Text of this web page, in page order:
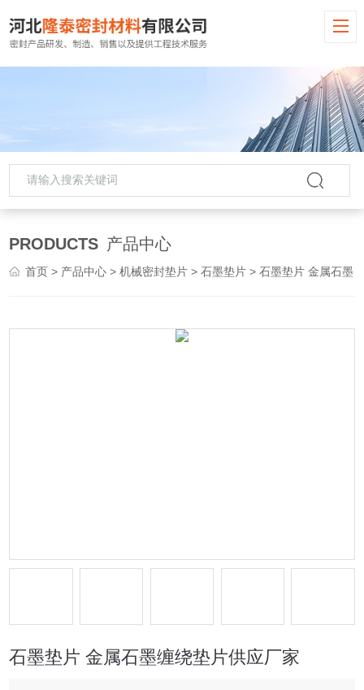
PRODUCTS 产品中心
首页 > 产品中心 >机械密封垫片 >石墨垫片 > 石墨垫片 金属石墨缠绕垫片供应厂家
石墨垫片 金属石墨缠绕垫片供应厂家